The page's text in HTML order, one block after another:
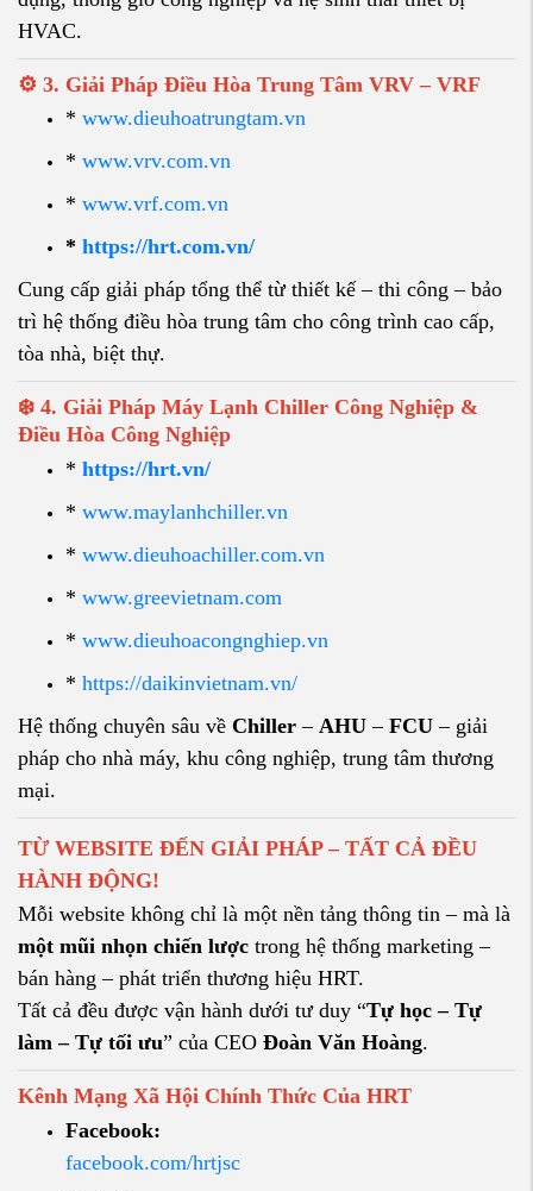
HVAC.
⚙️ 3. Giải Pháp Điều Hòa Trung Tâm VRV – VRF
* www.dieuhoatrungtam.vn
* www.vrv.com.vn
* www.vrf.com.vn
* https://hrt.com.vn/
Cung cấp giải pháp tổng thể từ thiết kế – thi công – bảo
trì hệ thống điều hòa trung tâm cho công trình cao cấp,
tòa nhà, biệt thự.
❄️ 4. Giải Pháp Máy Lạnh Chiller Công Nghiệp &
Điều Hòa Công Nghiệp
* https://hrt.vn/
* www.maylanhchiller.vn
* www.dieuhoachiller.com.vn
* www.greevietnam.com
* www.dieuhoacongnghiep.vn
* https://daikinvietnam.vn/
Hệ thống chuyên sâu về Chiller– AHU– FCU– giải
pháp cho nhà máy, khu công nghiệp, trung tâm thương
mại.
TỪ WEBSITE ĐẾN GIẢI PHÁP – TẤT CẢ ĐỀU
HÀNH ĐỘNG!
Mỗi website không chỉ là một nền tảng thông tin – mà là
một mũi nhọn chiến lược trong hệ thống marketing –
bán hàng – phát triển thương hiệu HRT.
Tất cả đều được vận hành dưới tư duy “Tự học – Tự
làm – Tự tối ưu” của CEO Đoàn Văn Hoàng.
Kênh Mạng Xã Hội Chính Thức Của HRT
Facebook:
facebook.com/hrtjsc